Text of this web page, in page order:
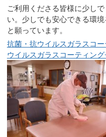
ご利用くださる皆様に少し
い。少しでも安心できる環
と願っています。
抗菌・抗ウイルスガラスコー
ウイルスガラスコーティング